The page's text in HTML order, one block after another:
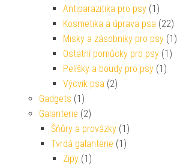
Antiparazitika pro psy (1)
Kosmetika a úprava psa (22)
Misky a zásobníky pro psy (1)
Ostatní pomůcky pro psy (1)
Pelíšky a boudy pro psy (1)
Výcvik psa (2)
Gadgets (1)
Galanterie (2)
Šňůry a provázky (1)
Tvrdá galanterie (1)
Zipy (1)